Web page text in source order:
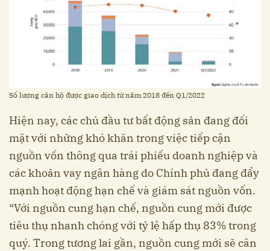
Số lượng căn hộ được giao dịch từ năm 2018 đến Q1/2022
Hiện nay, các chủ đầu tư bất động sản đang đối
mặt với những khó khăn trong việc tiếp cận
nguồn vốn thông qua trái phiếu doanh nghiệp và
các khoản vay ngân hàng do Chính phủ đang đẩy
mạnh hoạt động hạn chế và giám sát nguồn vốn.
“Với nguồn cung hạn chế, nguồn cung mới được
tiêu thụ nhanh chóng với tỷ lệ hấp thụ 83% trong
quý. Trong tương lai gần, nguồn cung mới sẽ cân